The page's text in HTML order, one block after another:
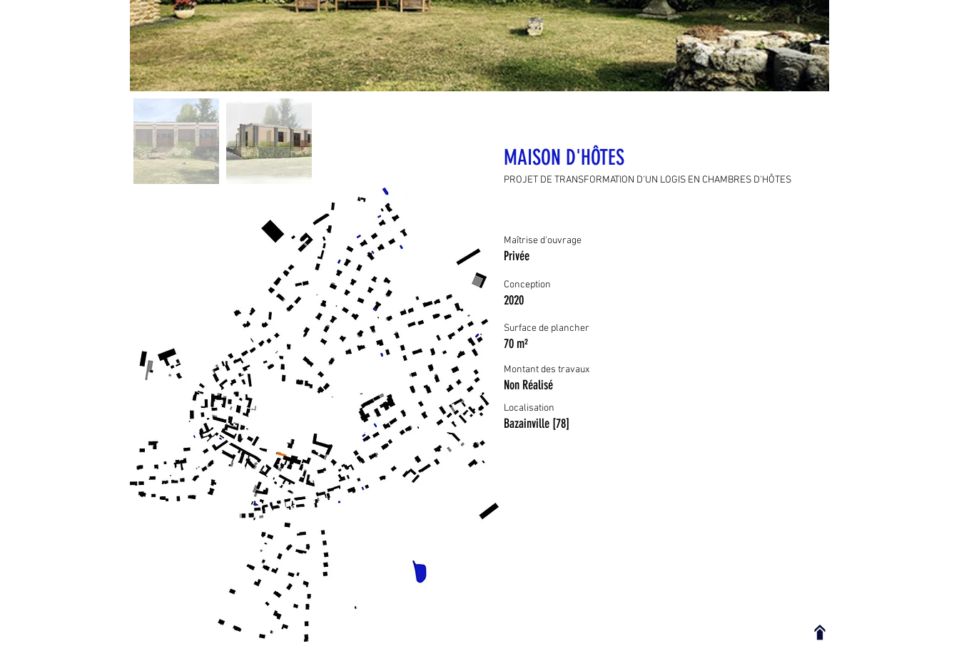
MAISON D'HÔTES
PROJET DE TRANSFORMATION D'UN LOGIS EN CHAMBRES D'HÔTES
Maîtrise d'ouvrage
Privée
Conception
2020
Surface de plancher
70 m²
Montant des travaux
Non Réalisé
Localisation
Bazainville [78]